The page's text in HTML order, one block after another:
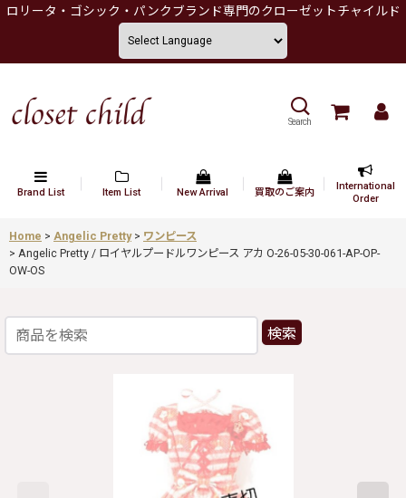
ロリータ・ゴシック・パンクブランド専門のクローゼットチャイルド
Search
Brand List Item List New Arrival 買取のご案内
International
Order
Home > Angelic Pretty > ワンピース
> Angelic Pretty / ロイヤルプードルワンピース アカ O-26-05-30-061-AP-OP-
OW-OS
検索